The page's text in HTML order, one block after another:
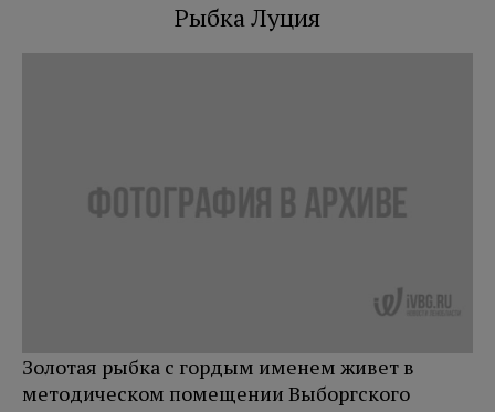
Рыбка Луция
Золотая рыбка с гордым именем живет в
методическом помещении Выборгского